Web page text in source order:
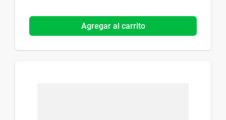
Agregar al carrito